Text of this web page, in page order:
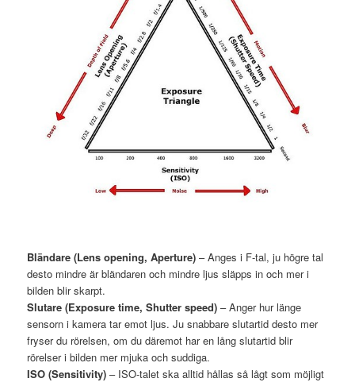
Bländare (Lens opening, Aperture) – Anges i F-tal, ju högre tal
desto mindre är bländaren och mindre ljus släpps in och mer i
bilden blir skarpt.
Slutare (Exposure time, Shutter speed) – Anger hur länge
sensorn i kamera tar emot ljus. Ju snabbare slutartid desto mer
fryser du rörelsen, om du däremot har en lång slutartid blir
rörelser i bilden mer mjuka och suddiga.
ISO (Sensitivity) – ISO-talet ska alltid hållas så lågt som möjligt